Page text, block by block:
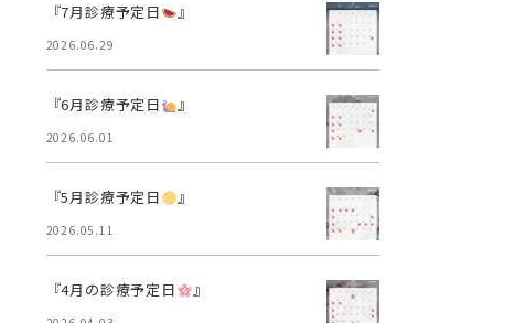
『7月診療予定日 』
2026.06.29
『6月診療予定日 』
2026.06.01
『5月診療予定日 』
2026.05.11
『4月の診療予定日 』